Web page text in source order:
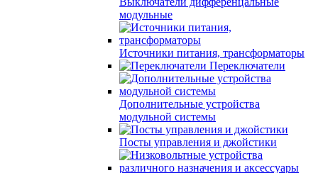
модульные
Источники питания, трансформаторы
Переключатели
Дополнительные устройства
модульной системы
Посты управления и джойстики